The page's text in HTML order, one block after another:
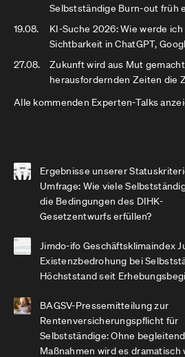
Selbstständige Burn-out früh
19.08.
KI-Suche 2026: Wie werde
Sichtbarkeit in ChatGPT,
27.08.
Zukunft wird aus Mut
herausfordernden Zeiten die
Alle kommenden Experten-Talks
Ergebnisse unserer
Umfrage: Wie viele
die Bedingungen des DIHK-
Gesetzentwurfs erfüllen?
Jimdo-ifo Geschäftsklimaindex
Existenzbedrohung bei
Höchststand seit
BAGSV-Pressemitteilung zur
Rentenversicherungspflicht für
Selbstständige: Ohne
Maßnahmen wird es dramatisch